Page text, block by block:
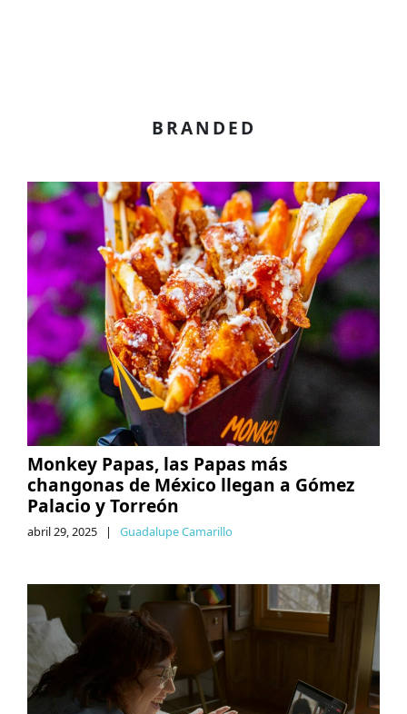
BRANDED
Monkey Papas, las Papas más
changonas de México llegan a Gómez
Palacio y Torreón
abril 29, 2025 | Guadalupe Camarillo